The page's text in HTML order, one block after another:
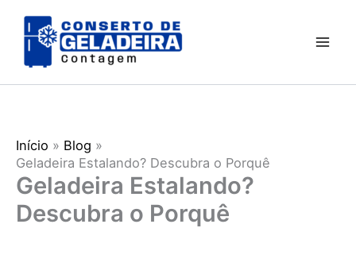
para
Início
Blog
Geladeira Estalando? Descubra o Porquê
Geladeira Estalando?
Descubra o Porquê